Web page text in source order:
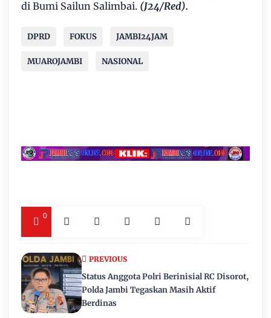
di Bumi Sailun Salimbai. (J24/Red).
DPRD FOKUS JAMBI24JAM
MUAROJAMBI NASIONAL
0
PREVIOUS
Status Anggota Polri Berinisial RC Disorot,
Polda Jambi Tegaskan Masih Aktif
Berdinas